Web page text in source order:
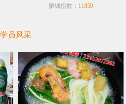
赚钱指数： 11859
学员风采